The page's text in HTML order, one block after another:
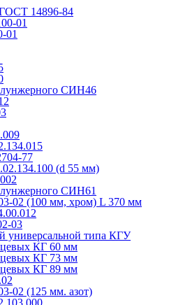
14896-84
01
01
СИН46
77
(d 55 мм)
СИН61
02 (100 мм, хром) L 370 мм
03
универсальной типа КГУ
КГ 60 мм
КГ 73 мм
КГ 89 мм
02 (125 мм. азот)